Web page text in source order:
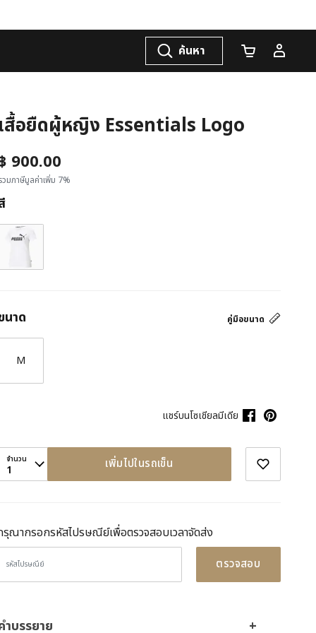
ค้นหา จำนวนรถเข็น
เสื้อยืดผู้หญิง Essentials Logo
900.00
วมภาษีมูลค่าเพิ่ม 7%
คู่มือขนาด
นาด
M
แชร์บนโซเชียลมีเดีย
จำนวน
1 เพิ่มไปในรถเข็น
รุณากรอกรหัสไปรษณีย์เพื่อตรวจสอบเวลาจัดส่ง
ตรวจสอบ
ำบรรยาย